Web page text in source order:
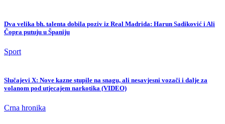
Dva velika bh. talenta dobila poziv iz Real Madrida: Harun Sadiković i Ali
Čopra putuju u Španiju
Sport
Slučajevi X: Nove kazne stupile na snagu, ali nesavjesni vozači i dalje za
volanom pod utjecajem narkotika (VIDEO)
Crna hronika